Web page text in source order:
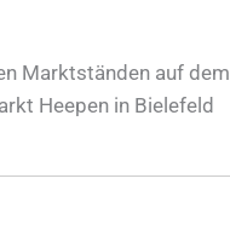
Marktständen auf dem
Heepen in Bielefeld